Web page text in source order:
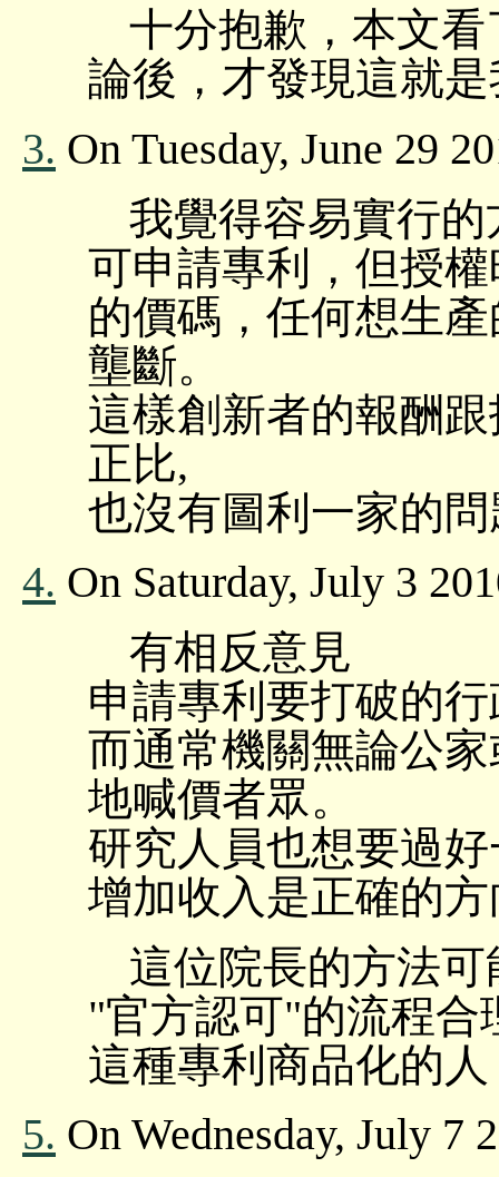
十分抱歉，本文
論後，才發現這就
3. On Tuesday, June 29
我覺得容易實行的
可申請專利，但授
的價碼，任何想生
壟斷。
這樣創新者的報酬
正比,
也沒有圖利一家的
4. On Saturday, July 3
有相反意見
申請專利要打破的
而通常機關無論公
地喊價者眾。
研究人員也想要過
增加收入是正確的方
這位院長的方法
"官方認可"的流程合
這種專利商品化的
5. On Wednesday, July 7